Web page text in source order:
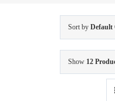
Sort by Default
Show 12